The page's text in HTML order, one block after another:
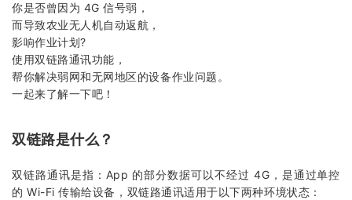
你是否曾因为 4G 信号弱，
而导致农业无人机自动返航，
影响作业计划?
使用双链路通讯功能，
帮你解决弱网和无网地区的设备作业问题。
一起来了解一下吧！
双链路是什么？
双链路通讯是指：App 的部分数据可以不经过 4G，是通过单控
的 Wi-Fi 传输给设备，双链路通讯适用于以下两种环境状态：